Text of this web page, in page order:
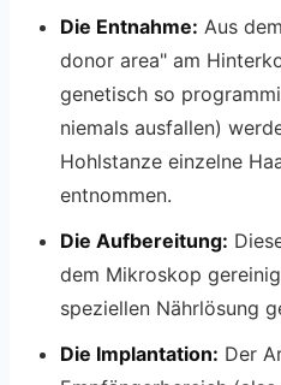
Die Entnahme: Aus
donor area" am
genetisch so
niemals ausfallen)
Hohlstanze einzelne
entnommen.
Die Aufbereitung:
dem Mikroskop
speziellen Nährlösung
Die Implantation: Der